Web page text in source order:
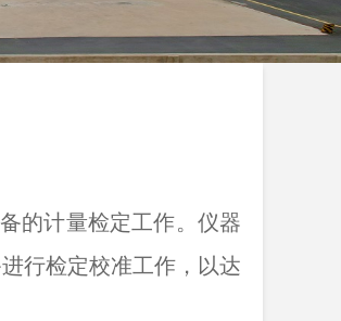
的计量检定工作。仪器
行检定校准工作，以达